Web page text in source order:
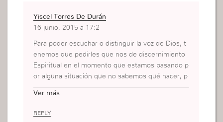
Yiscel Torres De Durán
16 junio, 2015 a 17:2
Para poder escuchar o distinguir la voz de Dios, t
enemos que pedirles que nos de discernimiento
Espiritual en el momento que estamos pasando p
or alguna situación que no sabemos qué hacer, p
Ver más
REPLY